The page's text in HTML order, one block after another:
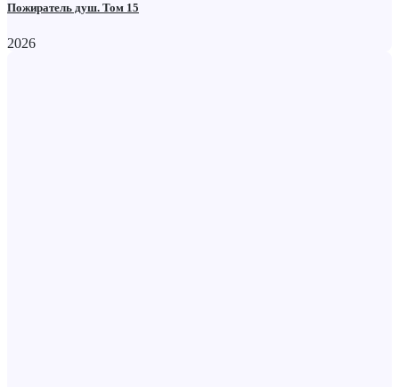
Пожиратель душ. Том 15
2026